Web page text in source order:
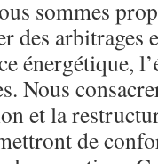
sommes
des arbitrages
énergétique,
Nous
et la
de